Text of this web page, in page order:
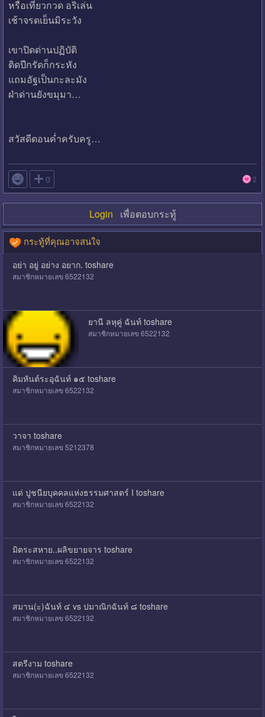
หรือเที่ยวกวด อริเล่น
เช้าจรดเย็นมิระวัง
เขาปิดด่านปฏิบัติ
ติดปีกรัดก็กระหัง
แถมอัฐเป็นกะละมัง
ฝ่าด่านยังขมุมา…
สวัสดีตอนค่ำครับครู…
 0 2
Login เพื่อตอบกระทู้
กระทู้ที่คุณอาจสนใจ
อย่า อยู่ อย่าง อยาก. toshare
สมาชิกหมายเลข 6522132
ยานี ลหุคู่ ฉันท์ toshare
สมาชิกหมายเลข 6522132
คิมหันต์ระอุฉันท์ ๑๕ toshare
สมาชิกหมายเลข 6522132
วาจา toshare
สมาชิกหมายเลข 5212378
แด่ ปูชนียบุคคลแห่งธรรมศาสตร์ I toshare
สมาชิกหมายเลข 6522132
มิตระสหาย..ผลิขยายจาร toshare
สมาชิกหมายเลข 6522132
สมาน(ะ)ฉันท์ ๔ vs ปมาณิกฉันท์ ๘ toshare
สมาชิกหมายเลข 6522132
สตรีงาม toshare
สมาชิกหมายเลข 6522132